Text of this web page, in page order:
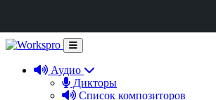
Аудио
Дикторы
Список композиторов